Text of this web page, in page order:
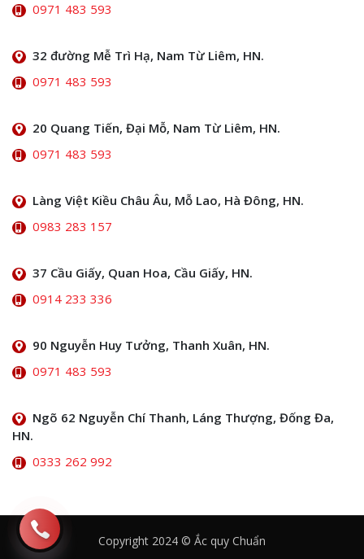
0971 483 593
32 đường Mễ Trì Hạ, Nam Từ Liêm, HN.
0971 483 593
20 Quang Tiến, Đại Mỗ, Nam Từ Liêm, HN.
0971 483 593
Làng Việt Kiều Châu Âu, Mỗ Lao, Hà Đông, HN.
0983 283 157
37 Cầu Giấy, Quan Hoa, Cầu Giấy, HN.
0914 233 336
90 Nguyễn Huy Tưởng, Thanh Xuân, HN.
0971 483 593
Ngõ 62 Nguyễn Chí Thanh, Láng Thượng, Đống Đa,
HN.
0333 262 992
Copyright 2024 © Ắc quy Chuẩn